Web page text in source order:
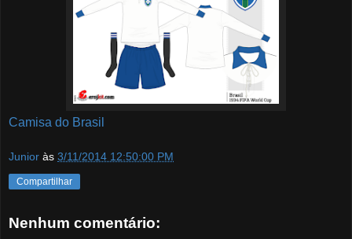
Camisa do Brasil
Junior às 3/11/2014 12:50:00 PM
Compartilhar
Nenhum comentário: